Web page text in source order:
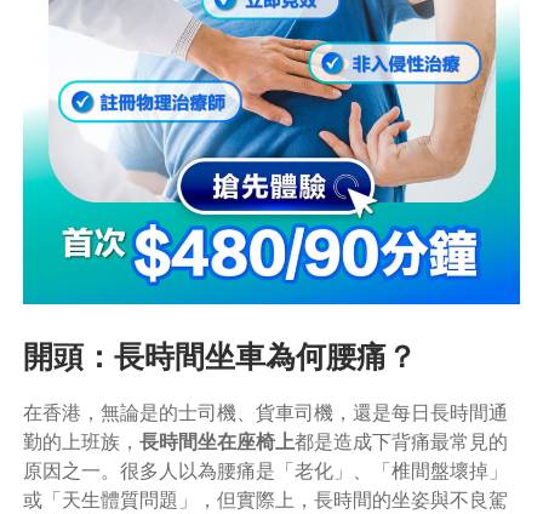
開頭：長時間坐車為何腰痛？
在香港，無論是的士司機、貨車司機，還是每日長時間通
勤的上班族， 長時間坐在座椅上都是造成下背痛最常見的
原因之一。很多人以為腰痛是「老化」、「椎間盤壞掉」
或「天生體質問題」，但實際上，長時間的坐姿與不良駕